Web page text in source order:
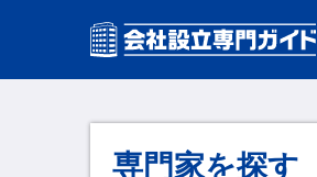
専門家を探す